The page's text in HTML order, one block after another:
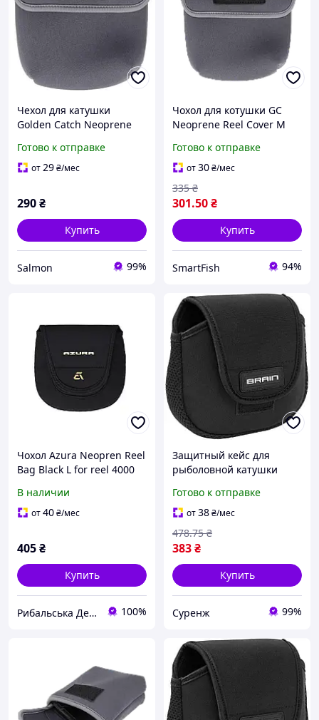
Чехол для катушки
Golden Catch Neoprene
Grey (7020311)
Готово к отправке
от29₴/мес
290₴
Купить
Salmon 99%
Чохол для котушки GC
Neoprene Reel Cover M
Готово к отправке
от30₴/мес
301.50₴
335 ₴
Купить
SmartFish 94%
Чохол Azura Neopren Reel
Bag Black L for reel 4000
В наличии
от40₴/мес
405₴
Купить
Рибальська Дельта 100%
Защитный кейс для
рыболовной катушки
6000, неопрен черный
Готово к отправке
от38₴/мес
383₴
478.75 ₴
Купить
Суренж 99%